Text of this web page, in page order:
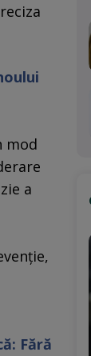
mod
a
Fără